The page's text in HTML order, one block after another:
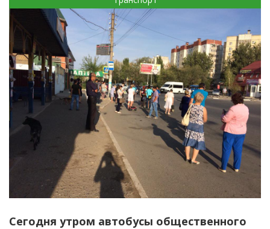
Сегодня утром автобусы общественного